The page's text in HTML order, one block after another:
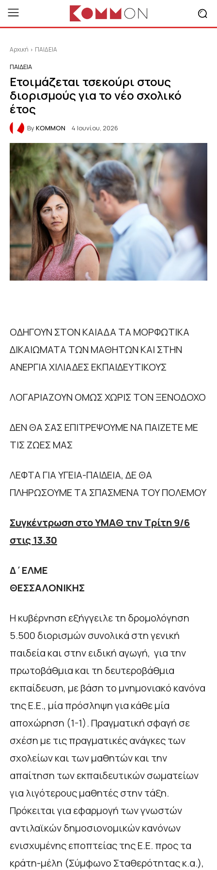
Αρχική ΠΑΙΔΕΙΑ
ΠΑΙΔΕΙΑ
Ετοιμάζεται τσεκούρι στους
διορισμούς για το νέο σχολικό
έτος
ByKOMMON 4 Ιουνίου, 2026
ΟΔΗΓΟΥΝ ΣΤΟΝ ΚΑΙΑΔΑ ΤΑ ΜΟΡΦΩΤΙΚΑ
ΔΙΚΑΙΩΜΑΤΑ ΤΩΝ ΜΑΘΗΤΩΝ ΚΑΙ ΣΤΗΝ
ΑΝΕΡΓΙΑ ΧΙΛΙΑΔΕΣ ΕΚΠΑΙΔΕΥΤΙΚΟΥΣ
ΛΟΓΑΡΙΑΖΟΥΝ ΟΜΩΣ ΧΩΡΙΣ ΤΟΝ ΞΕΝΟΔΟΧΟ
ΔΕΝ ΘΑ ΣΑΣ ΕΠΙΤΡΕΨΟΥΜΕ ΝΑ ΠΑΙΖΕΤΕ ΜΕ
ΤΙΣ ΖΩΕΣ ΜΑΣ
ΛΕΦΤΑ ΓΙΑ ΥΓΕΙΑ-ΠΑΙΔΕΙΑ, ΔΕ ΘΑ
ΠΛΗΡΩΣΟΥΜΕ ΤΑ ΣΠΑΣΜΕΝΑ ΤΟΥ ΠΟΛΕΜΟΥ
Συγκέντρωση στο ΥΜΑΘ την Τρίτη 9/6
στις 13.30
Δ΄ΕΛΜΕ
ΘΕΣΣΑΛΟΝΙΚΗΣ
Η κυβέρνηση εξήγγειλε τη δρομολόγηση
5.500 διορισμών συνολικά στη γενική
παιδεία και στην ειδική αγωγή, για την
πρωτοβάθμια και τη δευτεροβάθμια
εκπαίδευση, με βάση το μνημονιακό κανόνα
της Ε.Ε., μία πρόσληψη για κάθε μία
αποχώρηση (1-1). Πραγματική σφαγή σε
σχέση με τις πραγματικές ανάγκες των
σχολείων και των μαθητών και την
απαίτηση των εκπαιδευτικών σωματείων
για λιγότερους μαθητές στην τάξη.
Πρόκειται για εφαρμογή των γνωστών
αντιλαϊκών δημοσιονομικών κανόνων
ενισχυμένης εποπτείας της Ε.Ε. προς τα
κράτη-μέλη (Σύμφωνο Σταθερότητας κ.α.),